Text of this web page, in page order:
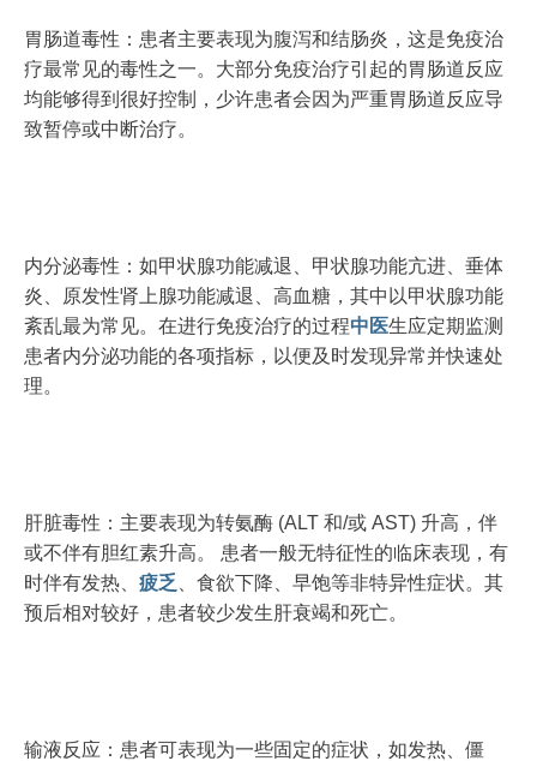
胃肠道毒性：患者主要表现为腹泻和结肠炎，这是免疫治
疗最常见的毒性之一。大部分免疫治疗引起的胃肠道反应
均能够得到很好控制，少许患者会因为严重胃肠道反应导
致暂停或中断治疗。
内分泌毒性：如甲状腺功能减退、甲状腺功能亢进、垂体
炎、原发性肾上腺功能减退、高血糖，其中以甲状腺功能
紊乱最为常见。在进行免疫治疗的过程中医生应定期监测
患者内分泌功能的各项指标，以便及时发现异常并快速处
理。
肝脏毒性：主要表现为转氨酶 (ALT 和/或 AST) 升高，伴
或不伴有胆红素升高。 患者一般无特征性的临床表现，有
时伴有发热、 疲乏
、食欲下降、早饱等非特异性症状。其
预后相对较好，患者较少发生肝衰竭和死亡。
输液反应：患者可表现为一些固定的症状，如发热、僵